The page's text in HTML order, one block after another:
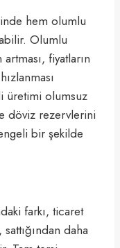
hem olumlu
Olumlu
fiyatların
üretimi olumsuz
döviz rezervlerini
bir şekilde
farkı, ticaret
daha